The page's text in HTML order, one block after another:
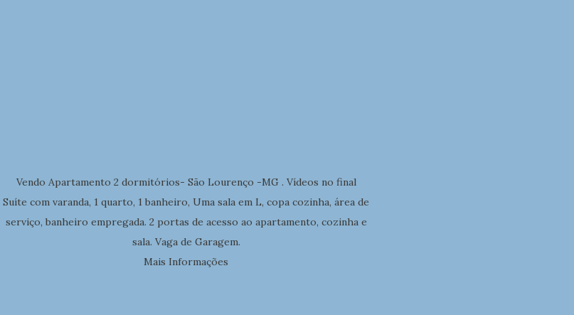
Vendo Apartamento 2 dormitórios- São Lourenço -MG . Vídeos no final
Suíte com varanda, 1 quarto, 1 banheiro, Uma sala em L, copa cozinha, área de
serviço, banheiro empregada. 2 portas de acesso ao apartamento, cozinha e
sala. Vaga de Garagem.
Mais Informações